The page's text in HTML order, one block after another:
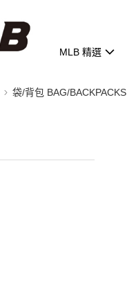
MLB 精選
袋/背包 BAG/BACKPACKS